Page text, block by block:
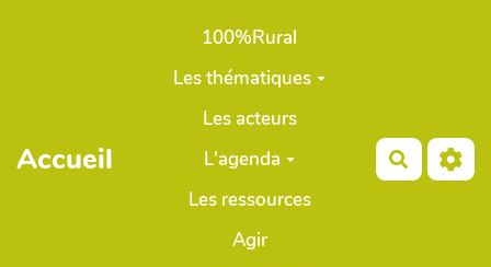
Aller au contenu principal
Accueil
100%Rural
Les thématiques
Les acteurs
L'agenda
Les ressources
Agir